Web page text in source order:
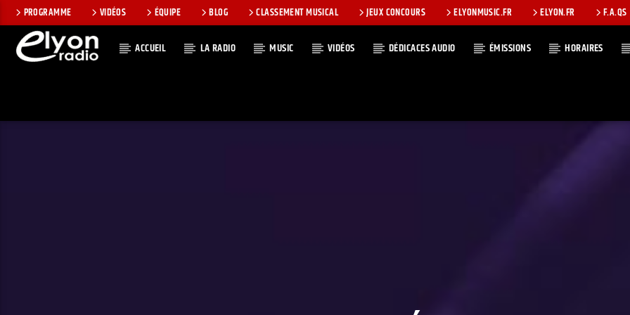
PROGRAMME VIDÉOS ÉQUIPE BLOG CLASSEMENT MUSICAL JEUX CONCOURS ELYONMUSIC.FR ELYON.FR F.A.QS
ACCUEIL LA RADIO MUSIC VIDÉOS DÉDICACES AUDIO ÉMISSIONS HORAIRES